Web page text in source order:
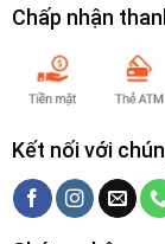
Chấp nhận
Kết nối với